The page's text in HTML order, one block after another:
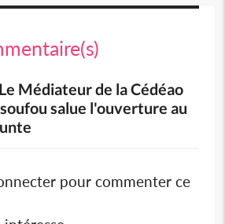
Médiateur de la Cédéao
salue l'ouverture au
pour commenter ce